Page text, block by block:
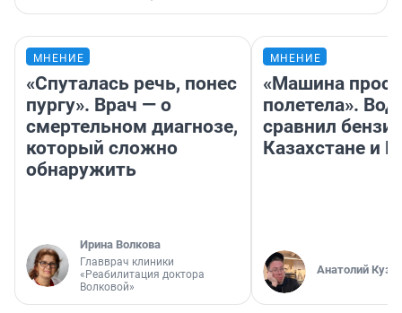
МНЕНИЕ
«Спуталась речь, понес
пургу». Врач — о
смертельном диагнозе,
который сложно
обнаружить
Ирина Волкова
Главврач клиники
«Реабилитация доктора
Волковой»
МНЕНИЕ
«Машина
полетела».
сравнил
Казахстане и
Анатолий